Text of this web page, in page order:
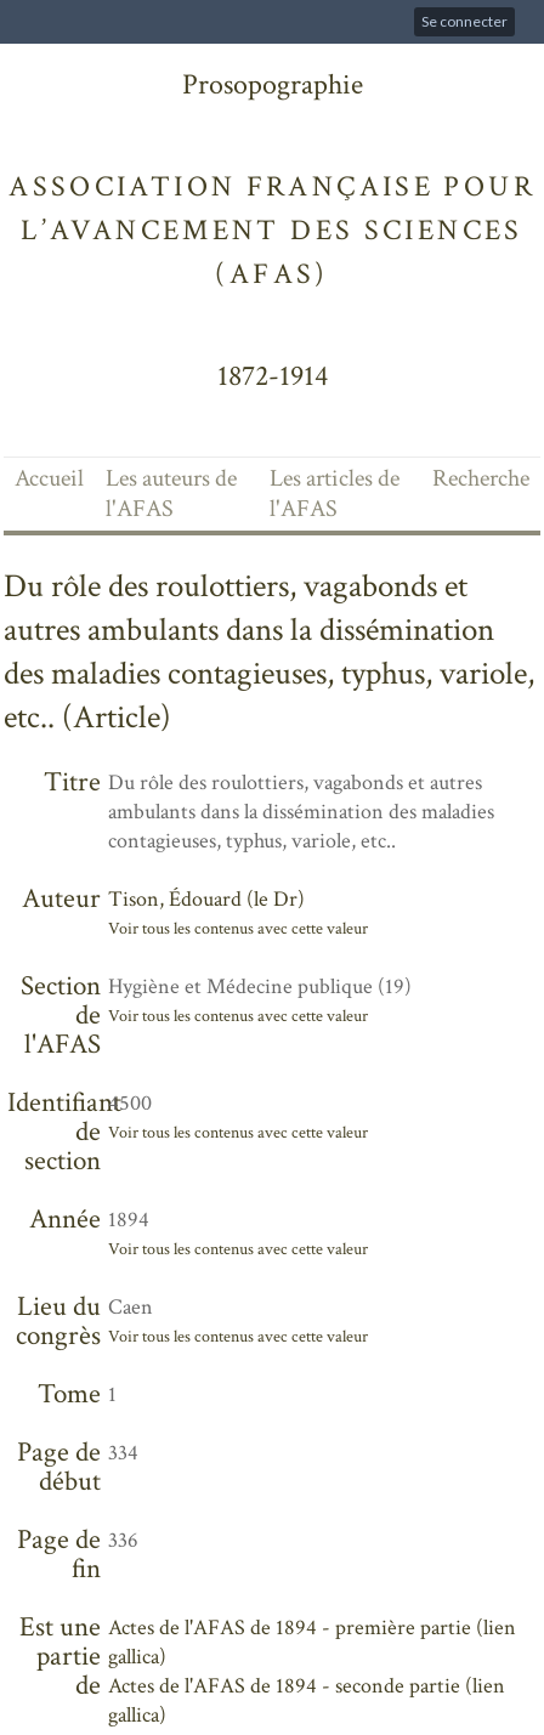
Se connecter
Prosopographie
ASSOCIATION FRANÇAISE POUR
L’AVANCEMENT DES SCIENCES
(AFAS)
1872-1914
Accueil
Les auteurs de
l'AFAS
Les articles de
l'AFAS
Recherche
Du rôle des roulottiers, vagabonds et
autres ambulants dans la dissémination
des maladies contagieuses, typhus, variole,
etc.. (Article)
Titre Du rôle des roulottiers, vagabonds et autres
ambulants dans la dissémination des maladies
contagieuses, typhus, variole, etc..
Auteur Tison, Édouard (le Dr)
Voir tous les contenus avec cette valeur
Section
de
l'AFAS
Hygiène et Médecine publique (19)
Voir tous les contenus avec cette valeur
Identifiant
de
section
4500
Voir tous les contenus avec cette valeur
Année 1894
Voir tous les contenus avec cette valeur
Lieu du
congrès
Caen
Voir tous les contenus avec cette valeur
Tome 1
Page de
début
334
Page de
fin
336
Est une
partie
de
Actes de l'AFAS de 1894 - première partie (lien
gallica)
Actes de l'AFAS de 1894 - seconde partie (lien
gallica)